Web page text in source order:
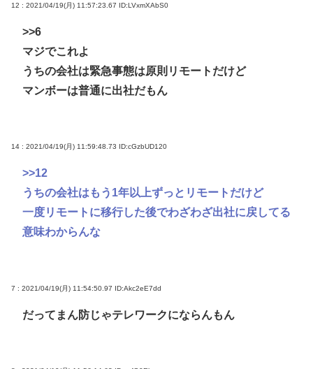
12 : 2021/04/19(月) 11:57:23.67 ID:LVxmXAbS0
>>6
マジでこれよ
うちの会社は緊急事態は原則リモートだけど
マンボーは普通に出社だもん
14 : 2021/04/19(月) 11:59:48.73 ID:cGzbUD120
>>12
うちの会社はもう1年以上ずっとリモートだけど
一度リモートに移行した後でわざわざ出社に戻してる
意味わからんな
7 : 2021/04/19(月) 11:54:50.97 ID:Akc2eE7dd
だってまん防じゃテレワークにならんもん